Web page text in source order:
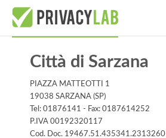
Città di Sarzana
PIAZZA MATTEOTTI 1
19038 SARZANA (SP)
Tel: 01876141 - Fax: 0187614252
P.IVA 00192320117
Cod. Doc. 19467.51.435341.2313260